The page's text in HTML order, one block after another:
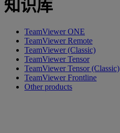
知识库
TeamViewer ONE
TeamViewer Remote
TeamViewer (Classic)
TeamViewer Tensor
TeamViewer Tensor (Classic)
TeamViewer Frontline
Other products